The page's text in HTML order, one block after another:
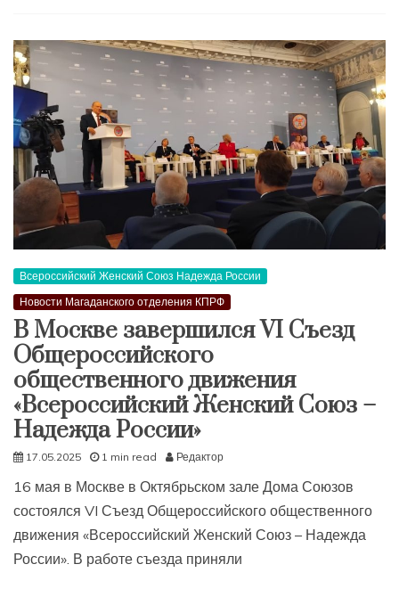
Всероссийский Женский Союз Надежда России
Новости Магаданского отделения КПРФ
В Москве завершился VI Съезд
Общероссийского
общественного движения
«Всероссийский Женский Союз –
Надежда России»
17.05.2025 1 min read Редактор
16 мая в Москве в Октябрьском зале Дома Союзов
состоялся VI Съезд Общероссийского общественного
движения «Всероссийский Женский Союз – Надежда
России». В работе съезда приняли